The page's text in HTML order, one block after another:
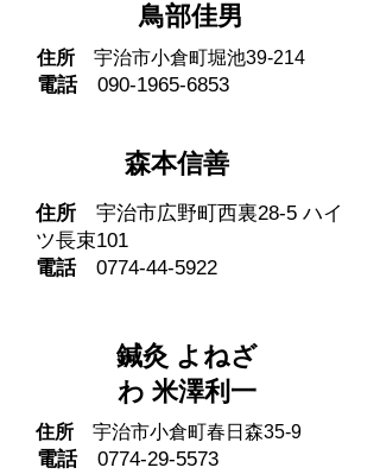
鳥部佳男
住所 宇治市小倉町堀池39-214
電話 090-1965-6853
​森本信善
住所 宇治市広野町西裏28-5 ハイ
ツ長束101
電話 0774-44-5922
鍼灸 よねざ
わ 米澤利一
住所 宇治市小倉町春日森35-9
電話 0774-29-5573